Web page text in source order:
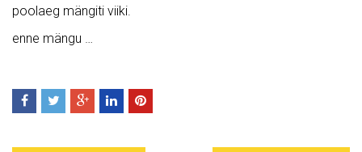
poolaeg mängiti viiki.
enne mängu …